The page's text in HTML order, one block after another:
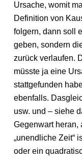
Ursache, womit
Definition von
folgern, dann soll
geben, sondern
zurück verlaufen.
müsste ja eine
stattgefunden
ebenfalls.
usw. und – siehe
Gegenwart heran,
„unendliche Zeit“
oder ein